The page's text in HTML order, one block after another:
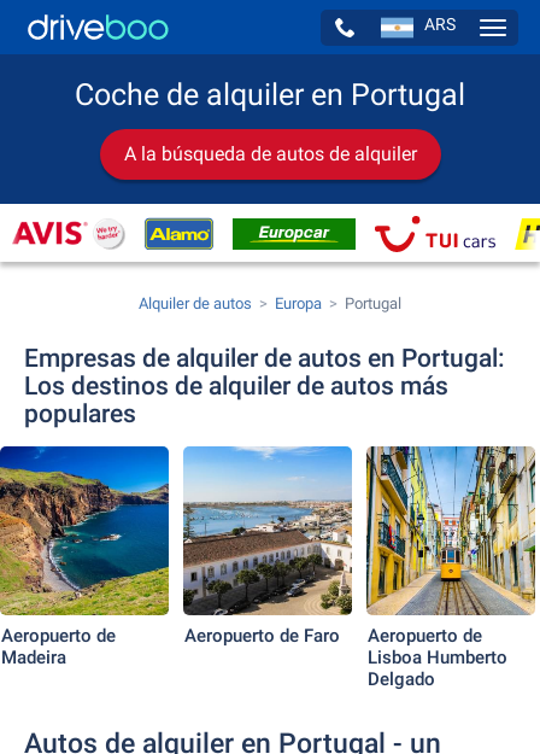
ARS
Coche de alquiler en Portugal
A la búsqueda de autos de alquiler
Alquiler de autos Europa Portugal
Empresas de alquiler de autos en Portugal:
Los destinos de alquiler de autos más
populares
Aeropuerto de
Madeira
Aeropuerto de Faro
Aeropuerto de
Lisboa Humberto
Delgado
Autos de alquiler en Portugal - un